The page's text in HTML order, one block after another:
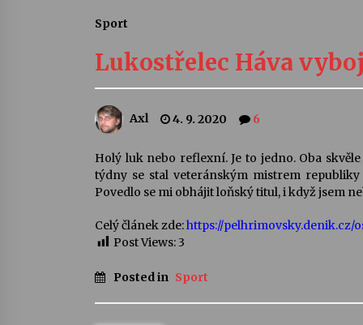
Camerata a Sukuba Ensemble
4. 8. 2026
Pozvánka na integrační festival
Quijotova šedesátka: 28. 7.–1. 8.
28. 7. 2026
Letní koncerty ve Stromovce:
22. 7. 2026
Želivě ožije odkaz Josefa Čapka
Sport
Lukostřelec Háva
Axl 4. 9. 2020 6
Holý luk nebo reflexní. Je to jedno. Oba
týdny se stal veteránským mistrem
Povedlo se mi obhájit loňský titul, i když jsem
Celý článek zde:https://
Post Views:3
Posted in Sport